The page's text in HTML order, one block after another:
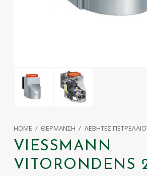
HOME / ΘΈΡΜΑΝΣΗ / ΛΈΒΗΤΕΣ
VIESSMANN
VITORONDENS